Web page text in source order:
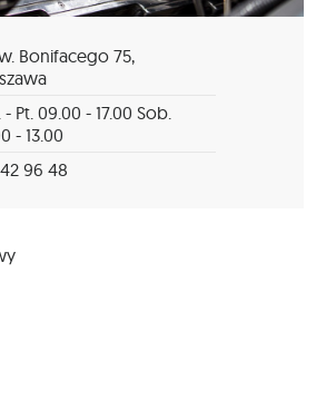
Bonifacego 75,
- Pt. 09.00 - 17.00 Sob.
- 13.00
96 48